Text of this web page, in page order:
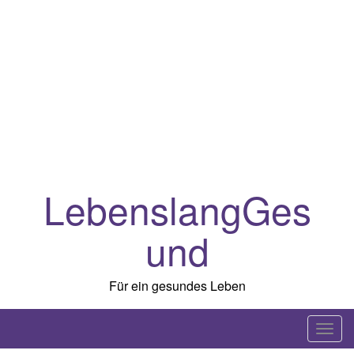
LebenslangGes
und
Für ein gesundes Leben
T